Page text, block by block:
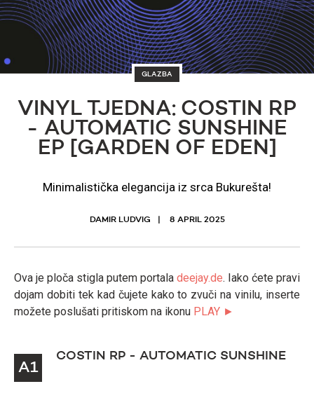
GLAZBA
VINYL TJEDNA: COSTIN RP
- AUTOMATIC SUNSHINE
EP [GARDEN OF EDEN]
Minimalistička elegancija iz srca Bukurešta!
DAMIR LUDVIG 8 APRIL 2025
Ova je ploča stigla putem portala deejay.de. Iako ćete pravi
dojam dobiti tek kad čujete kako to zvuči na vinilu, inserte
možete poslušati pritiskom na ikonu PLAY ►
A1
COSTIN RP - AUTOMATIC SUNSHINE